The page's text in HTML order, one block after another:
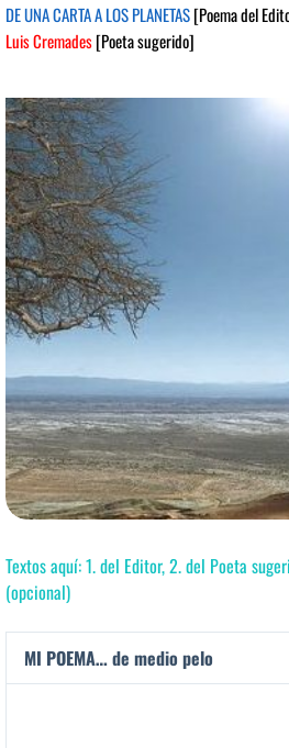
DE UNA CARTA A LOS PLANETAS[Poema del
Luis Cremades[Poeta sugerido]
Textos aquí: 1. del Editor, 2. del Poeta
(opcional)
MI POEMA… de medio pelo